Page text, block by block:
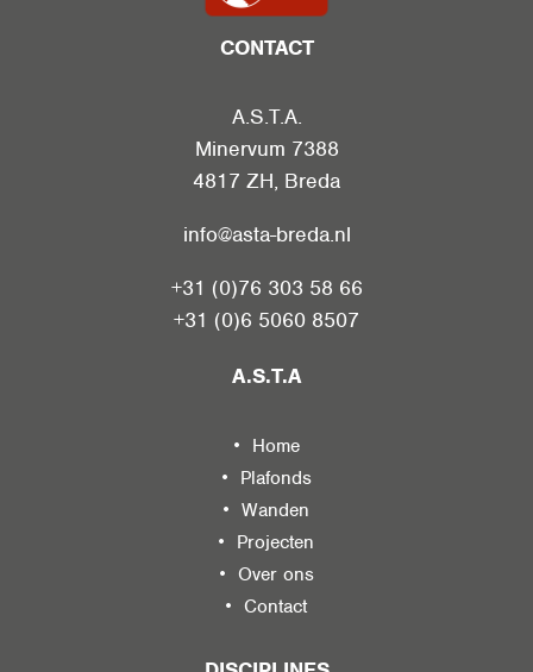
CONTACT
A.S.T.A.
Minervum 7388
4817 ZH, Breda
info@asta-breda.nl
+31 (0)76 303 58 66
+31 (0)6 5060 8507
A.S.T.A
Home
Plafonds
Wanden
Projecten
Over ons
Contact